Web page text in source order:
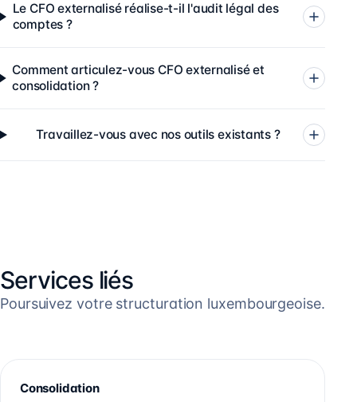
Le CFO externalisé réalise-t-il l'audit légal des
comptes ?
Comment articulez-vous CFO externalisé et
consolidation ?
Travaillez-vous avec nos outils existants ?
Services liés
Poursuivez votre structuration luxembourgeoise.
Consolidation